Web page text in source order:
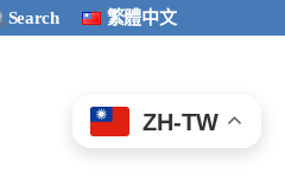
Search 繁體中文
ZH-TW